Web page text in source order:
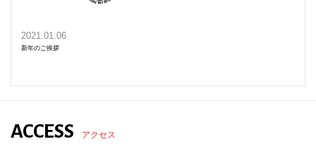
2021.01.06
新年のご挨拶
ACCESS アクセス